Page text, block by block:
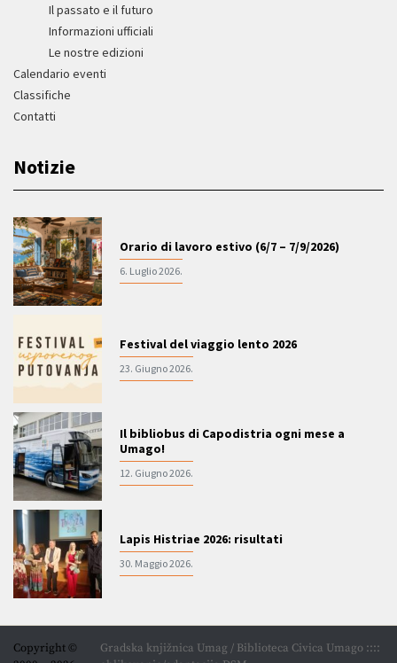
Il passato e il futuro
Informazioni ufficiali
Le nostre edizioni
Calendario eventi
Classifiche
Contatti
Notizie
Orario di lavoro estivo (6/7 – 7/9/2026)
6. Luglio 2026.
Festival del viaggio lento 2026
23. Giugno 2026.
Il bibliobus di Capodistria ogni mese a
Umago!
12. Giugno 2026.
Lapis Histriae 2026: risultati
30. Maggio 2026.
Copyright ©
Gradska knjižnica Umag / Biblioteca Civica Umago ::::